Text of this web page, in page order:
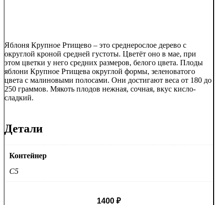
Яблоня Крупное Ртищево – это среднерослое дерево с
округлой кроной средней густоты. Цветёт оно в мае, при
этом цветки у него средних размеров, белого цвета. Плоды
яблони Крупное Ртищева округлой формы, зеленоватого
цвета с малиновыми полосами. Они достигают веса от 180 до
250 граммов. Мякоть плодов нежная, сочная, вкус кисло-
сладкий.
Детали
Контейнер
C5
1400 ₽